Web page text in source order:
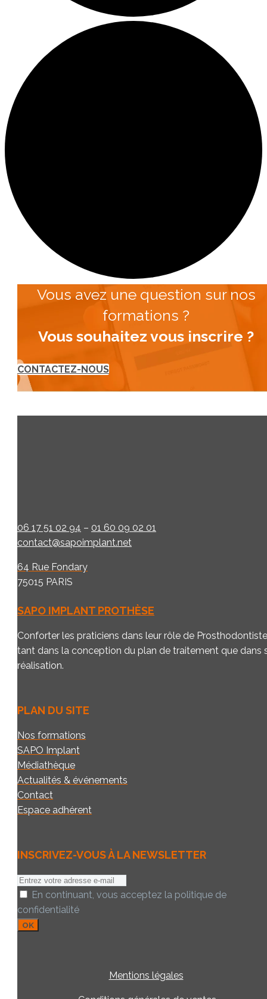
Vous avez une question sur nos
formations ?
Vous souhaitez vous inscrire ?
CONTACTEZ-NOUS
06 17 51 02 94 – 01 60 09 02 01
contact@sapoimplant.net
64 Rue Fondary
75015 PARIS
SAPO IMPLANT PROTHÈSE
Conforter les praticiens dans leur rôle de Prosthodontiste
tant dans la conception du plan de traitement que dans
réalisation.
PLAN DU SITE
Nos formations
SAPO Implant
Médiathèque
Actualités & événements
Contact
Espace adhérent
INSCRIVEZ-VOUS À LA NEWSLETTER
E-
mail:En continuant, vous acceptez la politique de
confidentialité
Mentions légales